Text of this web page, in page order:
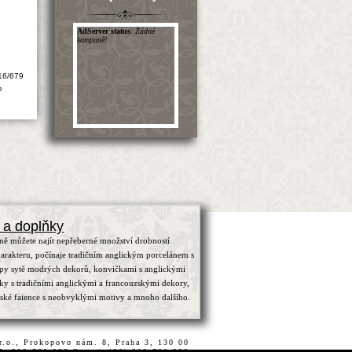
679
doplňky
můžete najít nepřeberné množství drobností
počínaje tradičním anglickým porcelánem s
sytě modrých dekorů, konvičkami s anglickými
s tradičními anglickými a francouzskými dekory,
faience s neobvyklými motivy a mnoho dalšího.
Prokopovo nám. 8, Praha 3, 130 00